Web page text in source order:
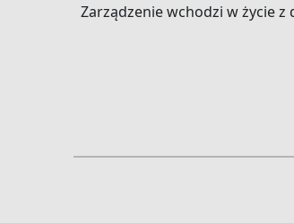
Zarządzenie wchodzi w życie z